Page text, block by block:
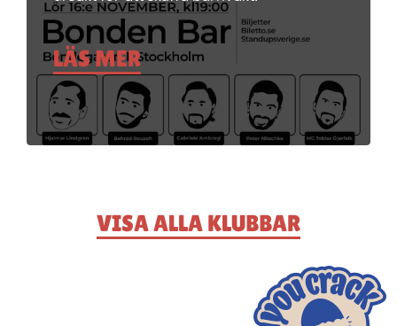
LÄS MER
VISA ALLA KLUBBAR